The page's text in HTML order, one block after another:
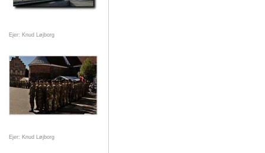
Ejer: Knud Løjborg
Ejer: Knud Løjborg